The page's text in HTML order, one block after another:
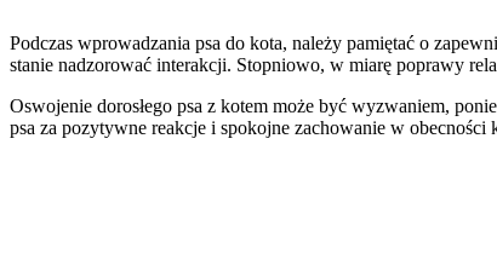
Podczas wprowadzania psa do kota, należy pamiętać o
stanie nadzorować interakcji. Stopniowo, w miarę poprawy
Oswojenie dorosłego psa z kotem może być wyzwaniem,
psa za pozytywne reakcje i spokojne zachowanie w obecności